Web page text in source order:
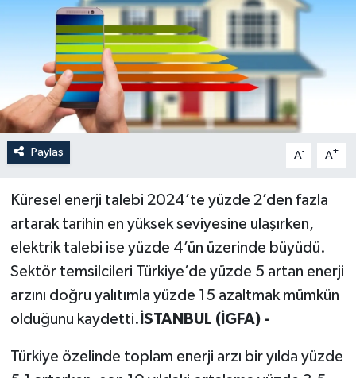
Paylaş A- A+
Küresel enerji talebi 2024’te yüzde 2’den fazla
artarak tarihin en yüksek seviyesine ulaşırken,
elektrik talebi ise yüzde 4’ün üzerinde büyüdü.
Sektör temsilcileri Türkiye’de yüzde 5 artan enerji
arzını doğru yalıtımla yüzde 15 azaltmak mümkün
olduğunu kaydetti. İSTANBUL (İGFA) -
Türkiye özelinde toplam enerji arzı bir yılda yüzde